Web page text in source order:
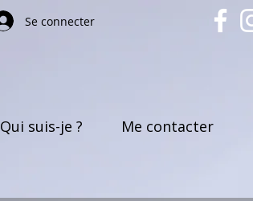
Se connecter
Qui suis-je ? Me contacter